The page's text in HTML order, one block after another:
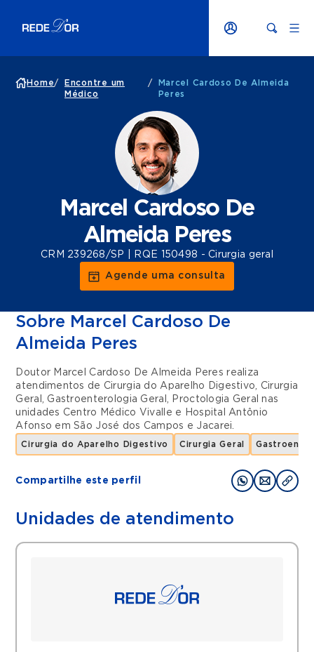
Home/
Encontre um
Médico
/
Marcel Cardoso De Almeida
Peres
Marcel Cardoso De
Almeida Peres
CRM 239268/SP | RQE 150498 - Cirurgia geral
Agende uma consulta
Sobre Marcel Cardoso De
Almeida Peres
Doutor Marcel Cardoso De Almeida Peres realiza
atendimentos de Cirurgia do Aparelho Digestivo, Cirurgia
Geral , Gastroenterologia Geral , Proctologia Geral
nas
unidades Centro Médico Vivalle e
Hospital Antônio
Afonso emSão José dos Campos e Jacarei.
Cirurgia do Aparelho Digestivo Cirurgia Geral
Compartilhe este perfil
Unidades de atendimento